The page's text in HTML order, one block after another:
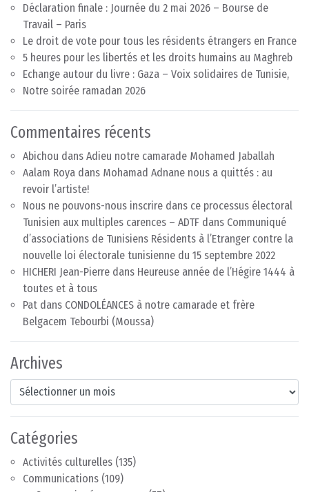
Déclaration finale : Journée du 2 mai 2026 – Bourse de
Travail – Paris
Le droit de vote pour tous les résidents étrangers en France
5 heures pour les libertés et les droits humains au Maghreb
Echange autour du livre : Gaza – Voix solidaires de Tunisie,
Notre soirée ramadan 2026
Commentaires récents
Abichou dans Adieu notre camarade Mohamed Jaballah
Aalam Roya dans Mohamad Adnane nous a quittés : au
revoir l’artiste!
Nous ne pouvons-nous inscrire dans ce processus électoral
Tunisien aux multiples carences – ADTF dans Communiqué
d’associations de Tunisiens Résidents à l’Etranger contre la
nouvelle loi électorale tunisienne du 15 septembre 2022
HICHERI Jean-Pierre dans Heureuse année de l’Hégire 1444 à
toutes et à tous
Pat dans CONDOLÉANCES à notre camarade et frère
Belgacem Tebourbi (Moussa)
Archives
Archives
Catégories
Activités culturelles (135)
Communications (109)